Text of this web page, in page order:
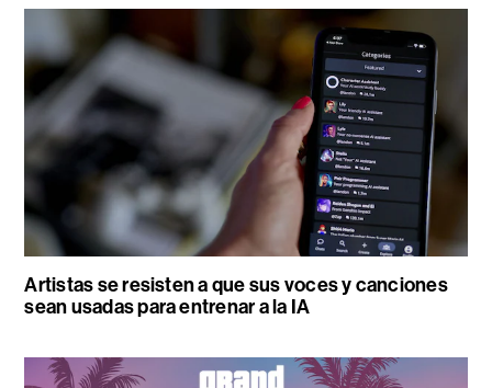
Artistas se resisten a que sus voces y canciones
sean usadas para entrenar a la IA